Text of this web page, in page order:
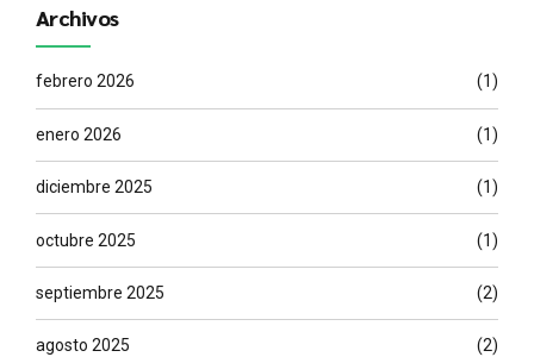
Archivos
febrero 2026 (1)
enero 2026 (1)
diciembre 2025 (1)
octubre 2025 (1)
septiembre 2025 (2)
agosto 2025 (2)